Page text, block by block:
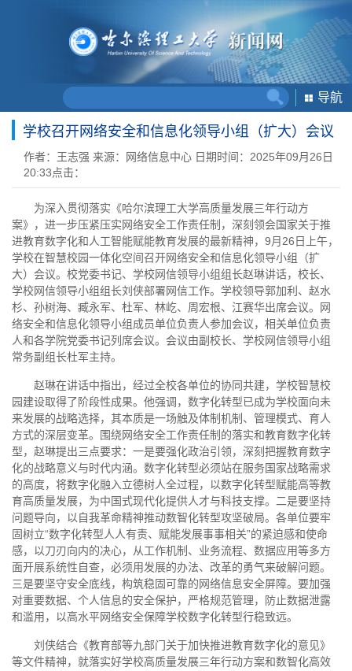
导航
学校召开网络安全和信息化领导小组（扩大）会议
作者：王志强 来源：网络信息中心 日期时间：2025年09月26日
20:33点击：
为深入贯彻落实《哈尔滨理工大学高质量发展三年行动方
案》，进一步压紧压实网络安全工作责任制，深刻领会国家关于推
进教育数字化和人工智能赋能教育发展的最新精神，9月26日上午，
学校在智慧校园一体化空间召开网络安全和信息化领导小组（扩
大）会议。校党委书记、学校网信领导小组组长赵琳讲话，校长、
学校网信领导小组组长刘侠部署网信工作。学校领导郭加利、赵水
杉、孙树海、臧永军、杜军、林屹、周宏根、江赛华出席会议。网
络安全和信息化领导小组成员单位负责人参加会议，相关单位负责
人和各学院党委书记列席会议。会议由副校长、学校网信领导小组
常务副组长杜军主持。
赵琳在讲话中指出，经过全校各单位的协同共建，学校智慧校
园建设取得了阶段性成果。他强调，数字化转型已成为学校面向未
来发展的战略选择，其本质是一场触及体制机制、管理模式、育人
方式的深层变革。围绕网络安全工作责任制的落实和教育数字化转
型，赵琳提出三点要求：一是要强化政治引领，深刻把握教育数字
化的战略意义与时代内涵。数字化转型必须站在服务国家战略需求
的高度，将数字化融入立德树人全过程，以数字化转型赋能高等教
育高质量发展，为中国式现代化提供人才与科技支撑。二是要坚持
问题导向，以自我革命精神推动数智化转型攻坚破局。各单位要牢
固树立“数字化转型人人有责、赋能发展事事相关”的紧迫感和使命
感，以刀刃向内的决心，从工作机制、业务流程、数据应用等多方
面开展系统性自查，必须用发展的办法、改革的勇气来破解问题。
三是要坚守安全底线，构筑稳固可靠的网络信息安全屏障。要加强
对重要数据、个人信息的安全保护，严格规范管理，防止数据泄露
和滥用，以高水平网络安全保障学校数字化转型行稳致远。
刘侠结合《教育部等九部门关于加快推进教育数字化的意见》
等文件精神，就落实好学校高质量发展三年行动方案和数智化高效